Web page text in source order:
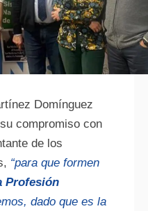
Domínguez
compromiso con
de los
“para que formen
Profesión
dado que es la